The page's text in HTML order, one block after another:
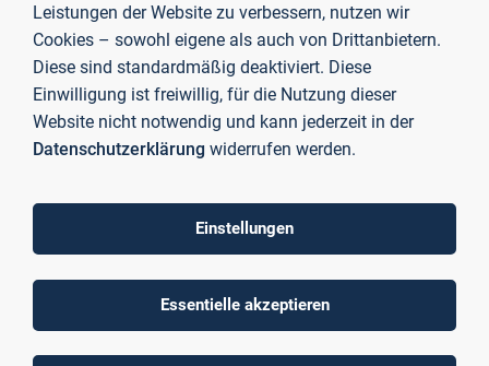
Mitarbeiterin International Office und Career Service
Leistungen der Website zu verbessern, nutzen wir
Cookies – sowohl eigene als auch von Drittanbietern.
Diese sind standardmäßig deaktiviert. Diese
Einwilligung ist freiwillig, für die Nutzung dieser
Website nicht notwendig und kann jederzeit in der
Datenschutzerklärung widerrufen werden.
Einstellungen
Essentielle akzeptieren